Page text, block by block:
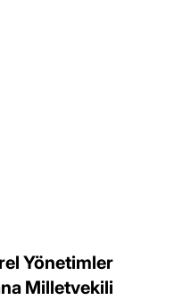
Yönetimler
Milletvekili